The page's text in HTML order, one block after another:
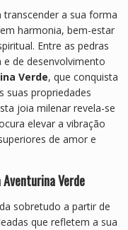
a sua forma
harmonia, bem-estar
Entre as pedras
e de desenvolvimento
Verde, que conquista
suas propriedades
joia milenar revela-se
elevar a vibração
de amor e
Verde
sobretudo a partir de
que refletem a sua